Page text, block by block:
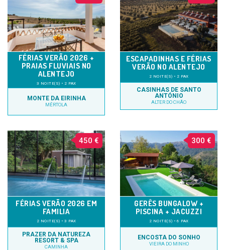
FÉRIAS VERÃO 2026 +
PRAIAS FLUVIAIS NO
ALENTEJO
3 NOITE(S) • 2 PAX
MONTE DA EIRINHA
MÉRTOLA
ESCAPADINHAS E FÉRIAS
VERÃO NO ALENTEJO
2 NOITE(S) • 2 PAX
CASINHAS DE SANTO
ANTÓNIO
ALTER DO CHÃO
450 €
FÉRIAS VERÃO 2026 EM
FAMILIA
2 NOITE(S) • 3 PAX
PRAZER DA NATUREZA
RESORT & SPA
CAMINHA
300 €
GERÊS BUNGALOW +
PISCINA + JACUZZI
2 NOITE(S) • 6 PAX
ENCOSTA DO SONHO
VIEIRA DO MINHO